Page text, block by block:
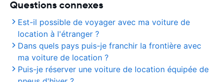
Questions connexes
Est-il possible de voyager avec ma voiture de
location à l'étranger ?
Dans quels pays puis-je franchir la frontière avec
ma voiture de location ?
Puis-je réserver une voiture de location équipée de